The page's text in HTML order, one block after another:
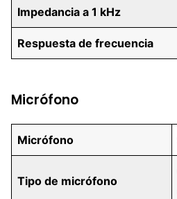
Impedancia a 1 kHz
Respuesta de frecuencia
Micrófono
Micrófono
Tipo de micrófono